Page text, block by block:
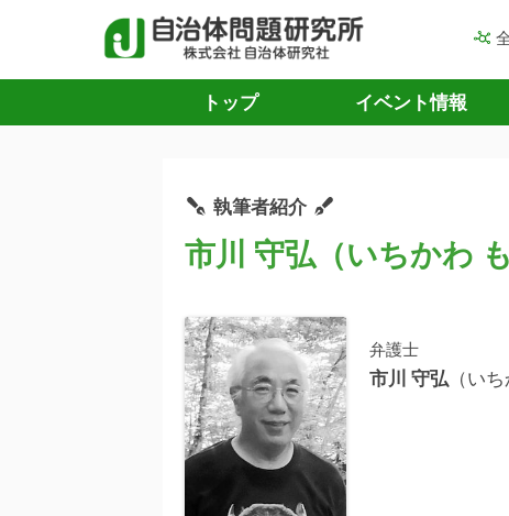
トップ イベント情報
執筆者紹介
市川 守弘（いちかわ
弁護士
市川 守弘 （い